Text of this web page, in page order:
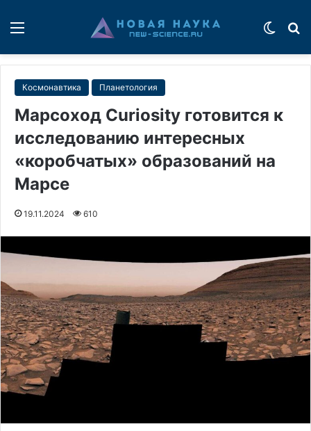
Космонавтика Планетология
Марсоход Curiosity готовится к
исследованию интересных
«коробчатых» образований на
Марсе
19.11.2024 610